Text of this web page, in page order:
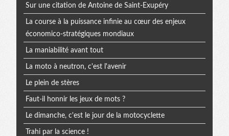
Sur une citation de Antoine de Saint-Exupéry
La course à la puissance infinie au cœur des enjeux
économico-stratégiques mondiaux
La maniabilité avant tout
La moto à neutron, c'est l'avenir
Le plein de stères
Faut-il honnir les jeux de mots ?
Le dimanche, c'est le jour de la motocyclette
Trahi par la science !